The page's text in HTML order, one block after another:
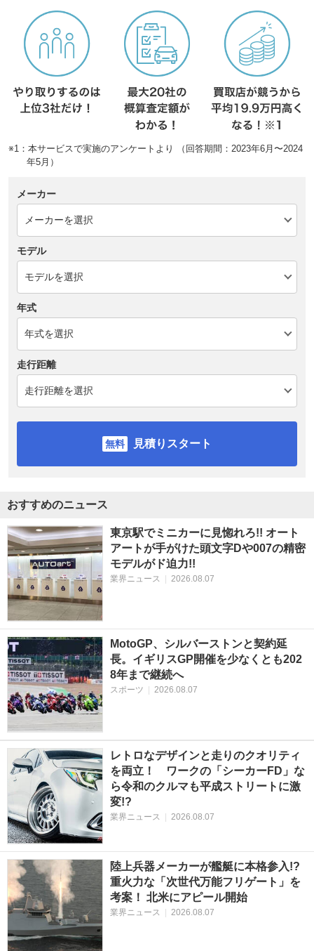
※1：本サービスで実施のアンケートより （回答期間：2023年6月〜2024
年5月）
メーカー
モデル
年式
走行距離
見積りスタート
おすすめのニュース
東京駅でミニカーに見惚れろ!! オート
アートが手がけた頭文字Dや007の精密
モデルがド迫力!!
業界ニュース 2026.08.07
MotoGP、シルバーストンと契約延
長。イギリスGP開催を少なくとも202
8年まで継続へ
スポーツ 2026.08.07
レトロなデザインと走りのクオリティ
を両立！ ワークの「シーカーFD」な
ら令和のクルマも平成ストリートに激
変!?
業界ニュース 2026.08.07
陸上兵器メーカーが艦艇に本格参入!?
重火力な「次世代万能フリゲート」を
考案！ 北米にアピール開始
業界ニュース 2026.08.07